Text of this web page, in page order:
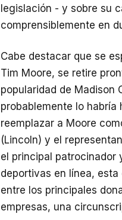
legislación - y sobre su
comprensiblemente en
Cabe destacar que se
Tim Moore, se retire
popularidad de Madison
probablemente lo habría
reemplazar a Moore
(Lincoln) y el
el principal patrocinador
deportivas en línea,
entre los principales
empresas, una